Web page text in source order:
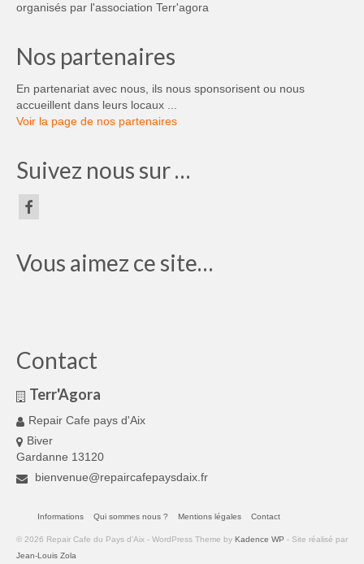
organisés par l'association Terr'agora
Nos partenaires
En partenariat avec nous, ils nous sponsorisent ou nous
accueillent dans leurs locaux ...
Voir la page de nos partenaires
Suivez nous sur …
Vous aimez ce site…
Contact
Terr'Agora
Repair Cafe pays d'Aix
Biver
Gardanne 13120
bienvenue@repaircafepaysdaix.fr
Informations Qui sommes nous ? Mentions légales Contact
© 2026 Repair Cafe du Pays d'Aix - WordPress Theme by Kadence WP - Site réalisé par
Jean-Louis Zola